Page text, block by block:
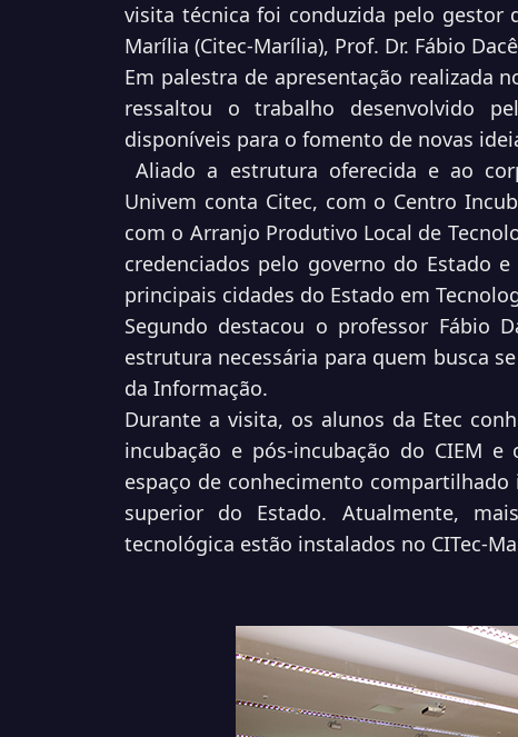
visita técnica foi conduzida pelo gestor
Marília (Citec-Marília), Prof. Dr. Fábio
Em palestra de apresentação realizada
ressaltou o trabalho desenvolvido
disponíveis para o fomento de novas
Aliado a estrutura oferecida e ao
Univem conta Citec, com o Centro
com o Arranjo Produtivo Local de
credenciados pelo governo do Estado
principais cidades do Estado em
Segundo destacou o professor Fábio
estrutura necessária para quem busca
da Informação.
Durante a visita, os alunos da Etec
incubação e pós-incubação do CIEM
espaço de conhecimento
superior do Estado. Atualmente,
tecnológica estão instalados no CITec-